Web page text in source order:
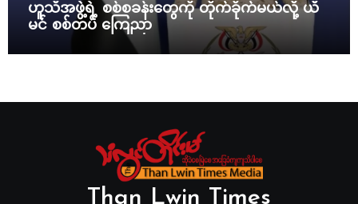
ဟူသီအဖွဲ့ရဲ့ စစ်စခန်းတွေကို တိုက်ခိုက်မယ်လို့ ယီ
မင် စစ်တပ် ကြေညာ
Than Lwin Times